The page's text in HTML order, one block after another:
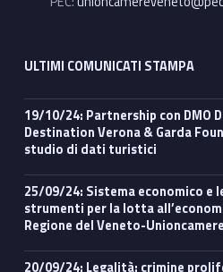
n
i
o
n
e
p
ULTIMI COMUNICATI STAMPA
19/10/24: Partnership con DMO Dolomiti Bellunesi e
Destination Verona & Garda
studio di dati turistici
25/09/24: Sistema economico e legalità, regole e
strumenti per la lotta
Regione del Veneto-
20/09/24: Legalità: crimine proliferato in pandemia, in